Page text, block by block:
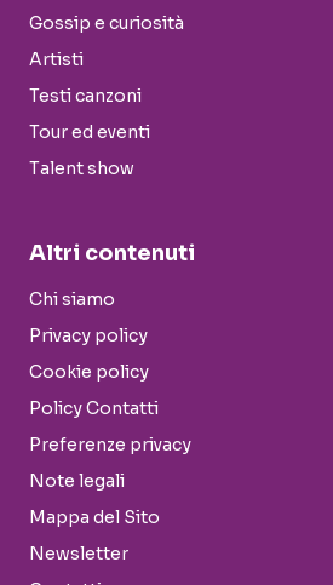
Gossip e curiosità
Artisti
Testi canzoni
Tour ed eventi
Talent show
Altri contenuti
Chi siamo
Privacy policy
Cookie policy
Policy Contatti
Preferenze privacy
Note legali
Mappa del Sito
Newsletter